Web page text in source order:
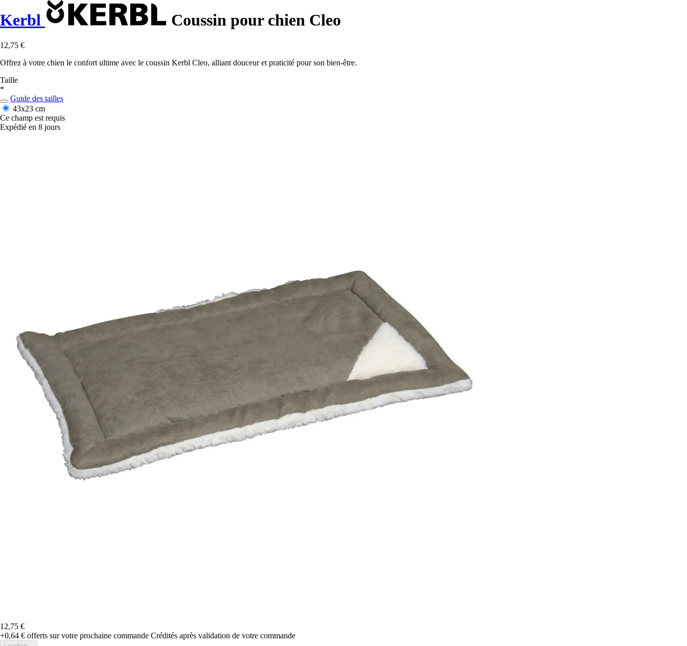
Kerbl Coussin pour chien Cleo
12,75 €
Offrez à votre chien le confort ultime avec le coussin Kerbl Cleo, alliant douceur et praticité pour son bien-être.
Taille
*
Guide des tailles
43x23 cm
Ce champ est requis
Expédié en 8 jours
12,75 €
+0,64 € offerts sur votre prochaine commande Crédités après validation de votre commande